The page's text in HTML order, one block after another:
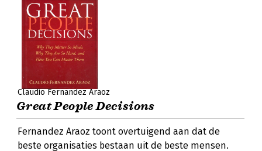
Claudio Fernandez Araoz
Great People Decisions
Fernandez Araoz toont overtuigend aan dat de
beste organisaties bestaan uit de beste mensen.